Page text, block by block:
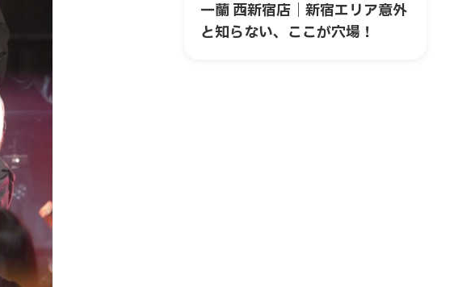
一蘭 西新宿店｜新宿エリア意外
と知らない、ここが穴場！